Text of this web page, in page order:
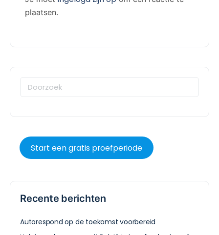
plaatsen.
Start een gratis proefperiode
Recente berichten
Autorespond op de toekomst voorbereid